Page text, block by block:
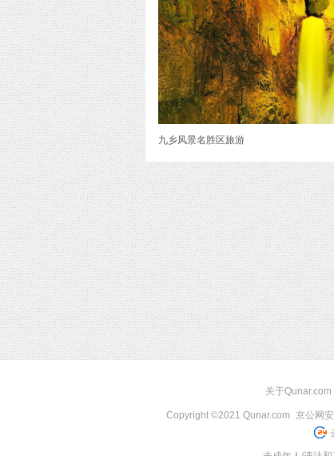
九乡风景名胜区旅游
关于Qunar.com
Copyright ©2021 Qunar.com 京公网